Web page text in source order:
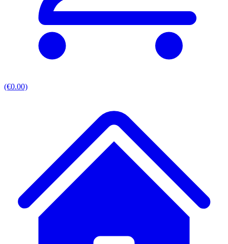
(€0.00)